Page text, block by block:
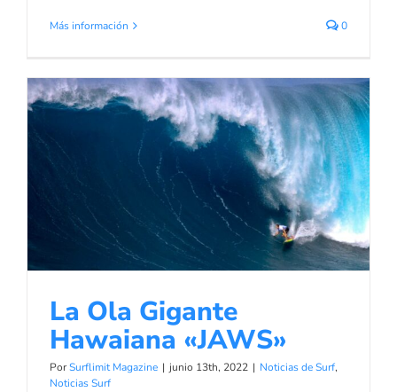
Más información 0
La Ola Gigante Hawaiana «JAWS»
Noticias de Surf Noticias Surf
La Ola Gigante
Hawaiana «JAWS»
PorSurflimit Magazine | junio 13th, 2022 | Noticias de Surf,
Noticias Surf